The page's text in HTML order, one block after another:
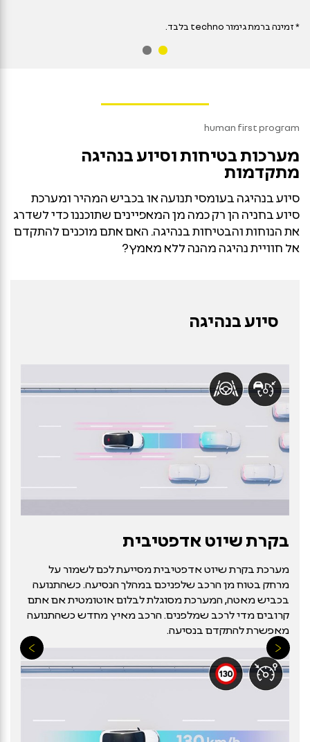
* זמינה ברמת גימורtechno בלבד.
human first program
מערכות בטיחות וסיוע בנהיגה
מתקדמות
סיוע בנהיגה בעומסי תנועה או בכביש המהיר ומערכת
סיוע בחניה הן רק כמה מן המאפיינים שתוכננו כדי לשדרג
את הנוחות והבטיחות בנהיגה. האם אתם מוכנים להתקדם
אל חוויית נהיגה מהנה ללא מאמץ?
סיוע בנהיגה
בקרת שיוט אדפטיבית
מערכת בקרת שיוט אדפטיבית מסייעת לכם לשמור על
מרחק בטוח מן הרכב שלפניכם במהלך הנסיעה. כשהתנועה
בכביש מאטה, המערכת מסוגלת לבלום אוטומטית אם אתם
קרובים מדי לרכב שמלפנים. הרכב מאיץ מחדש כשהתנועה
מאפשרת להתקדם בנסיעה.